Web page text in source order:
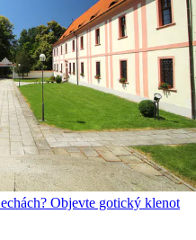
Objevte gotický klenot